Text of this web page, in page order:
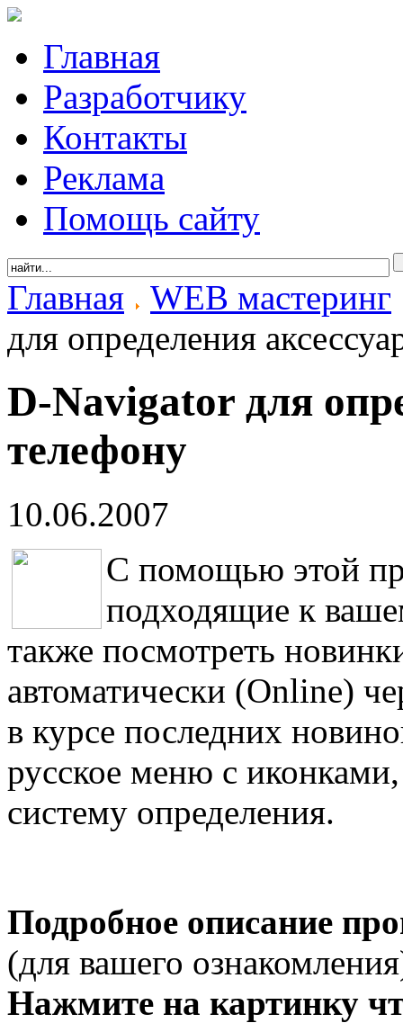
Главная
Разработчику
Контакты
Реклама
Помощь сайту
Главная
WEB мастеринг
для определения
D-Navigator для
телефону
10.06.2007
С помощью этой
подходящие к
также посмотреть
автоматически (Online)
в курсе последних
русское меню с
систему определения.
Подробное описание
(для вашего
Нажмите на картинку